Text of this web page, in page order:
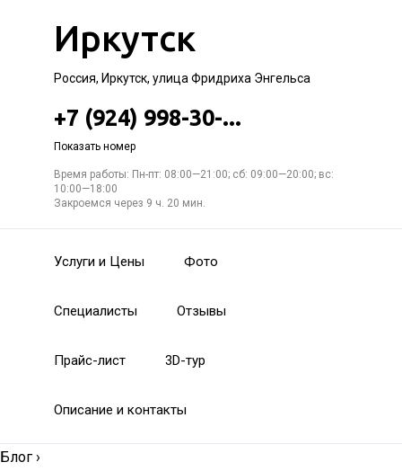
Иркутск
Россия, Иркутск, улица Фридриха Энгельса
+7 (924) 998-30-...
Показать номер
Время работы: Пн-пт: 08:00—21:00; сб: 09:00—20:00; вс:
10:00—18:00
Закроемся через 9 ч. 20 мин.
Услуги и Цены Фото
Специалисты Отзывы
Прайс-лист 3D-тур
Описание и контакты
Блог ›